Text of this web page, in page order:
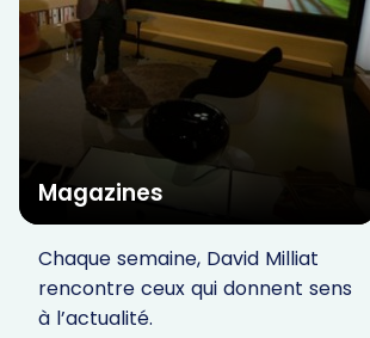
Magazines
Chaque semaine, David Milliat
rencontre ceux qui donnent sens
à l’actualité.